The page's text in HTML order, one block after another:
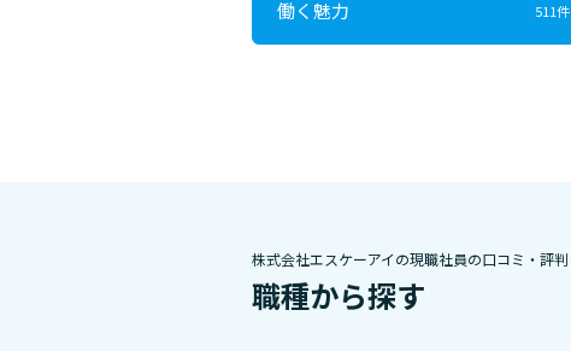
働く魅力 511件
株式会社エスケーアイの現職社員の口コミ・評判
職種から探す